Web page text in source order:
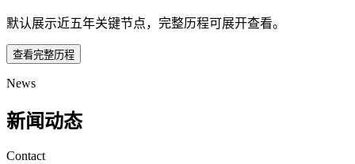
默认展示近五年关键节点，完整历程可展开查看。
查看完整历程
News
新闻动态
Contact